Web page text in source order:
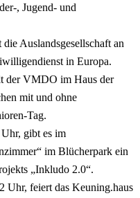
, Jugend- und
Auslandsgesellschaft an
in Europa.
der VMDO im Haus der
mit und ohne
Tag.
gibt es im
im Blücherpark ein
„Inkludo 2.0“.
Uhr, feiert das Keuning.haus